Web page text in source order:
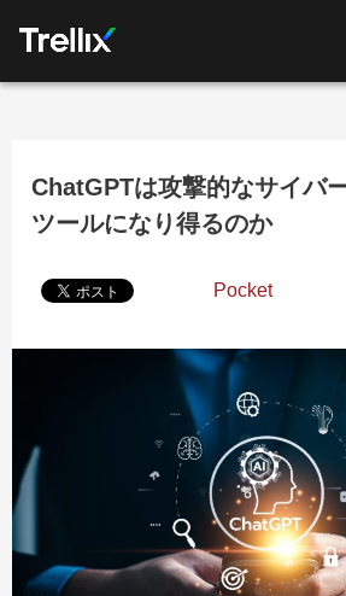
ChatGPTは攻撃的なサイバ
ツールになり得るのか
Pocket